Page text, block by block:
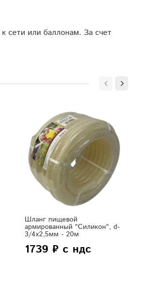
сети или баллонам. За счет
Шланг пищевой
армированный "Силикон", d-
3/4х2,5мм - 20м
1739 ₽ с ндс